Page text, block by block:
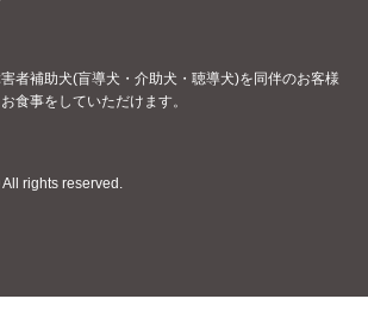
者補助犬(盲導犬・介助犬・聴導犬)を同伴のお客様
食事をしていただけます。
rights reserved.